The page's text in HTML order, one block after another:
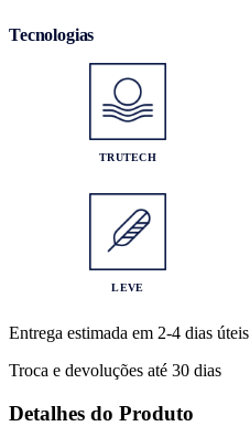
Tecnologias
TRUTECH
LEVE
Entrega estimada em 2-4 dias úteis
Troca e devoluções até 30 dias
Detalhes do Produto